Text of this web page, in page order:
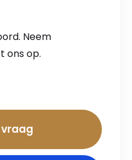
Neem
ons op.
vraag